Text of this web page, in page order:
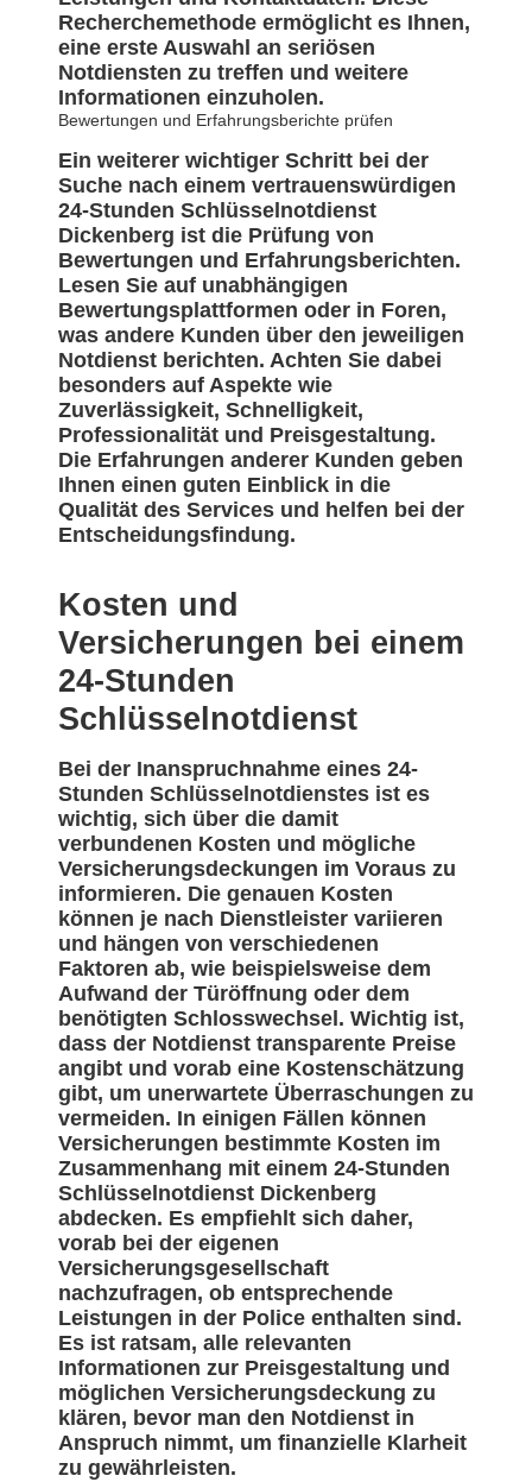
Recherchemethode ermöglicht es Ihnen,
eine erste Auswahl an seriösen
Notdiensten zu treffen und weitere
Informationen einzuholen.
Bewertungen und Erfahrungsberichte prüfen
Ein weiterer wichtiger Schritt bei der
Suche nach einem vertrauenswürdigen
24-Stunden Schlüsselnotdienst
Dickenberg ist die Prüfung von
Bewertungen und Erfahrungsberichten.
Lesen Sie auf unabhängigen
Bewertungsplattformen oder in Foren,
was andere Kunden über den jeweiligen
Notdienst berichten. Achten Sie dabei
besonders auf Aspekte wie
Zuverlässigkeit, Schnelligkeit,
Professionalität und Preisgestaltung.
Die Erfahrungen anderer Kunden geben
Ihnen einen guten Einblick in die
Qualität des Services und helfen bei der
Entscheidungsfindung.
Kosten und
Versicherungen bei einem
24-Stunden
Schlüsselnotdienst
Bei der Inanspruchnahme eines 24-
Stunden Schlüsselnotdienstes ist es
wichtig, sich über die damit
verbundenen Kosten und mögliche
Versicherungsdeckungen im Voraus zu
informieren. Die genauen Kosten
können je nach Dienstleister variieren
und hängen von verschiedenen
Faktoren ab, wie beispielsweise dem
Aufwand der Türöffnung oder dem
benötigten Schlosswechsel. Wichtig ist,
dass der Notdienst transparente Preise
angibt und vorab eine Kostenschätzung
gibt, um unerwartete Überraschungen zu
vermeiden. In einigen Fällen können
Versicherungen bestimmte Kosten im
Zusammenhang mit einem 24-Stunden
Schlüsselnotdienst Dickenberg
abdecken. Es empfiehlt sich daher,
vorab bei der eigenen
Versicherungsgesellschaft
nachzufragen, ob entsprechende
Leistungen in der Police enthalten sind.
Es ist ratsam, alle relevanten
Informationen zur Preisgestaltung und
möglichen Versicherungsdeckung zu
klären, bevor man den Notdienst in
Anspruch nimmt, um finanzielle Klarheit
zu gewährleisten.